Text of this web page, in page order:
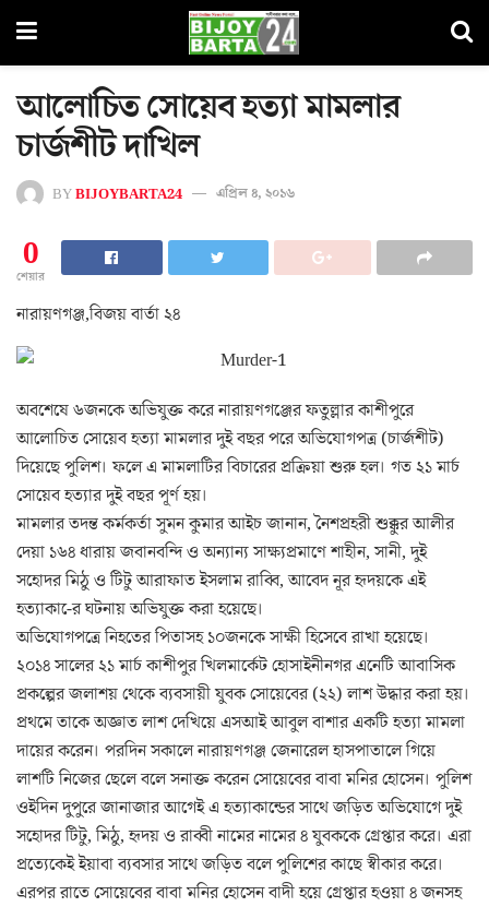
আলোচিত সোয়েব হত্যা মামলার
চার্জশীট দাখিল
BYBIJOYBARTA24 এপ্রিল ৪, ২০১৬
0
শেয়ার
নারায়ণগঞ্জ,বিজয় বার্তা ২৪
অবশেষে ৬জনকে অভিযুক্ত করে নারায়ণগঞ্জের ফতুল্লার কাশীপুরে
আলোচিত সোয়েব হত্যা মামলার দুই বছর পরে অভিযোগপত্র (চার্জশীট)
দিয়েছে পুলিশ। ফলে এ মামলাটির বিচারের প্রক্রিয়া শুরু হল। গত ২১ মার্চ
সোয়েব হত্যার দুই বছর পূর্ণ হয়।
মামলার তদন্ত কর্মকর্তা সুমন কুমার আইচ জানান, নৈশপ্রহরী শুক্কুর আলীর
দেয়া ১৬৪ ধারায় জবানবন্দি ও অন্যান্য সাক্ষ্যপ্রমাণে শাহীন, সানী, দুই
সহোদর মিঠু ও টিটু আরাফাত ইসলাম রাব্বি, আবেদ নূর হৃদয়কে এই
হত্যাকা-ের ঘটনায় অভিযুক্ত করা হয়েছে।
অভিযোগপত্রে নিহতের পিতাসহ ১০জনকে সাক্ষী হিসেবে রাখা হয়েছে।
২০১৪ সালের ২১ মার্চ কাশীপুর খিলমার্কেট হোসাইনীনগর এনেটি আবাসিক
প্রকল্পের জলাশয় থেকে ব্যবসায়ী যুবক সোয়েবের (২২) লাশ উদ্ধার করা হয়।
প্রথমে তাকে অজ্ঞাত লাশ দেখিয়ে এসআই আবুল বাশার একটি হত্যা মামলা
দায়ের করেন। পরদিন সকালে নারায়ণগঞ্জ জেনারেল হাসপাতালে গিয়ে
লাশটি নিজের ছেলে বলে সনাক্ত করেন সোয়েবের বাবা মনির হোসেন। পুলিশ
ওইদিন দুপুরে জানাজার আগেই এ হত্যাকান্ডের সাথে জড়িত অভিযোগে দুই
সহোদর টিটু, মিঠু, হৃদয় ও রাব্বী নামের নামের ৪ যুবককে গ্রেপ্তার করে। এরা
প্রত্যেকেই ইয়াবা ব্যবসার সাথে জড়িত বলে পুলিশের কাছে স্বীকার করে।
এরপর রাতে সোয়েবের বাবা মনির হোসেন বাদী হয়ে গ্রেপ্তার হওয়া ৪ জনসহ